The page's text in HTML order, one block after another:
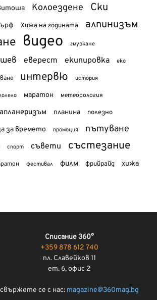
Колоездене Ски
Хижа на годината алпинизъм
видео гмуркане
еверест екипировка еко
интервю история
маратон метеорология
планина полезно
за времето промоция пътуване
спорт съвети състезание
фестивал филм фрийрайд хижа
Списание 360°
+359 878 612 740
пл. Славейков 11
ет. 6, офис 2
свържете се с нас: magazine@360mag.bg